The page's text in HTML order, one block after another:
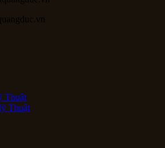
Thuật
Thuật